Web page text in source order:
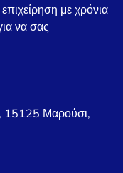
με χρόνια
να σας
15125 Μαρούσι,